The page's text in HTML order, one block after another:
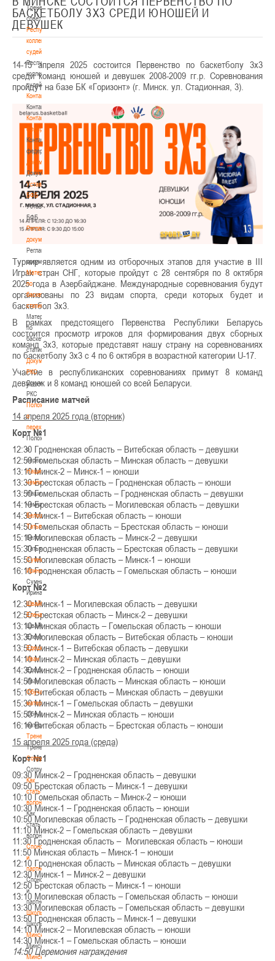
Тренерский
совет
Республиканская
коллегия
судей
Республиканская
коллегия
судей
Контакты
Контакты
Контакты
федерации
Контакты
федерации
Документы
Документы
Устав
БФБ
Устав
БФБ
Регламентирующие
документы
Регламентирующие
документы
Материалы
по
баскетбольной
статистике
Материалы
по
баскетбольной
статистике
Документы
РКС
Документы
РКС
Положение
о
переходах
Положение
о
переходах
Наши
чемпионы
Наши
чемпионы
Белошапко
Татьяна
Белошапко
Татьяна
Сумникова
Ирина
Сумникова
Ирина
Швайбович
Елена
Швайбович
Елена
Едешко
Иван
Едешко
Иван
Обучающие
материалы
Обучающие
материалы
Тренерам
Тренерам
Сотрудничество
Сотрудничество
Как
стать
волонтером
Как
стать
волонтером
Спонсоры
и
партнеры
Спонсоры
и
партнеры
Школы
Школы
Минск
Минск
Минская
БАСКЕТБОЛУ 3Х3 СРЕДИ ЮНОШЕЙ И
ДЕВУШЕК
14-15 апреля 2025 состоится Первенство по баскетболу 3х3
среди команд юношей и девушек 2008-2009 гг.р. Соревнования
пройдут на базе БК «Горизонт» (г. Минск. ул. Стадионная, 3).
Турнир является одним из отборочных этапов для участие в III
Играх стран СНГ, которые пройдут с 28 сентября по 8 октября
2025 года в Азербайджане. Международные соревнования будут
организованы по 23 видам спорта, среди которых будет и
баскетбол 3х3.
В рамках предстоящего Первенства Республики Беларусь
состоится просмотр игроков для формирования двух сборных
команд 3х3, которые представят нашу страну на соревнованиях
по баскетболу 3х3 с 4 по 6 октября в возрастной категории U-17.
Участие в республиканских соревнованиях примут 8 команд
девушек и 8 команд юношей со всей Беларуси.
Расписание матчей
14 апреля 2025 года (вторник)
Корт №1
12:30 Гродненская область – Витебская область – девушки
12:50 Гомельская область – Минская область – девушки
13:10 Минск-2 – Минск-1 – юноши
13:30 Брестская область – Гродненская область – юноши
13:50 Гомельская область – Гродненская область – девушки
14:10 Брестская область – Могилевская область – девушки
14:30 Минск-1 – Витебская область – юноши
14:50 Гомельская область – Брестская область – юноши
15:10 Могилевская область – Минск-2 – девушки
15:30 Гродненская область – Брестская область – девушки
15:50 Могилевская область – Минск-1 – юноши
16:10 Гродненская область – Гомельская область – юноши
Корт №2
12:30 Минск-1 – Могилевская область – девушки
12:50 Брестская область – Минск-2 – девушки
13:10 Минская область – Гомельская область – юноши
13:30 Могилевская область – Витебская область – юноши
13:50 Минск-1 – Витебская область – девушки
14:10 Минск-2 – Минская область – девушки
14:30 Минск-2 – Гродненская область – юноши
14:50 Могилевская область – Минская область – юноши
15:10 Витебская область – Минская область – девушки
15:30 Минск-1 – Гомельская область – девушки
15:50 Минск-2 – Минская область – юноши
16:10 Витебская область – Брестская область – юноши
15 апреля 2025 года (среда)
Корт №1
09:30 Минск-2 – Гродненская область – девушки
09:50 Брестская область – Минск-1 – девушки
10:10 Гомельская область – Минск-2 – юноши
10:30 Минск-1 – Гродненская область – юноши
10:50 Могилевская область – Гродненская область – девушки
11:10 Минск-2 – Гомельская область – девушки
11:30 Гродненская область – Могилевская область – юноши
11:50 Минская область – Минск-1 – юноши
12:10 Гродненская область – Минская область – девушки
12:30 Минск-1 – Минск-2 – девушки
12:50 Брестская область – Минск-1 – юноши
13:10 Могилевская область – Гомельская область – юноши
13:30 Могилевская область – Гомельская область – девушки
13:50 Гродненская область – Минск-1 – девушки
14:10 Минск-2 – Могилевская область – юноши
14:30 Минск-1 – Гомельская область – юноши
14:50 Церемония награждения